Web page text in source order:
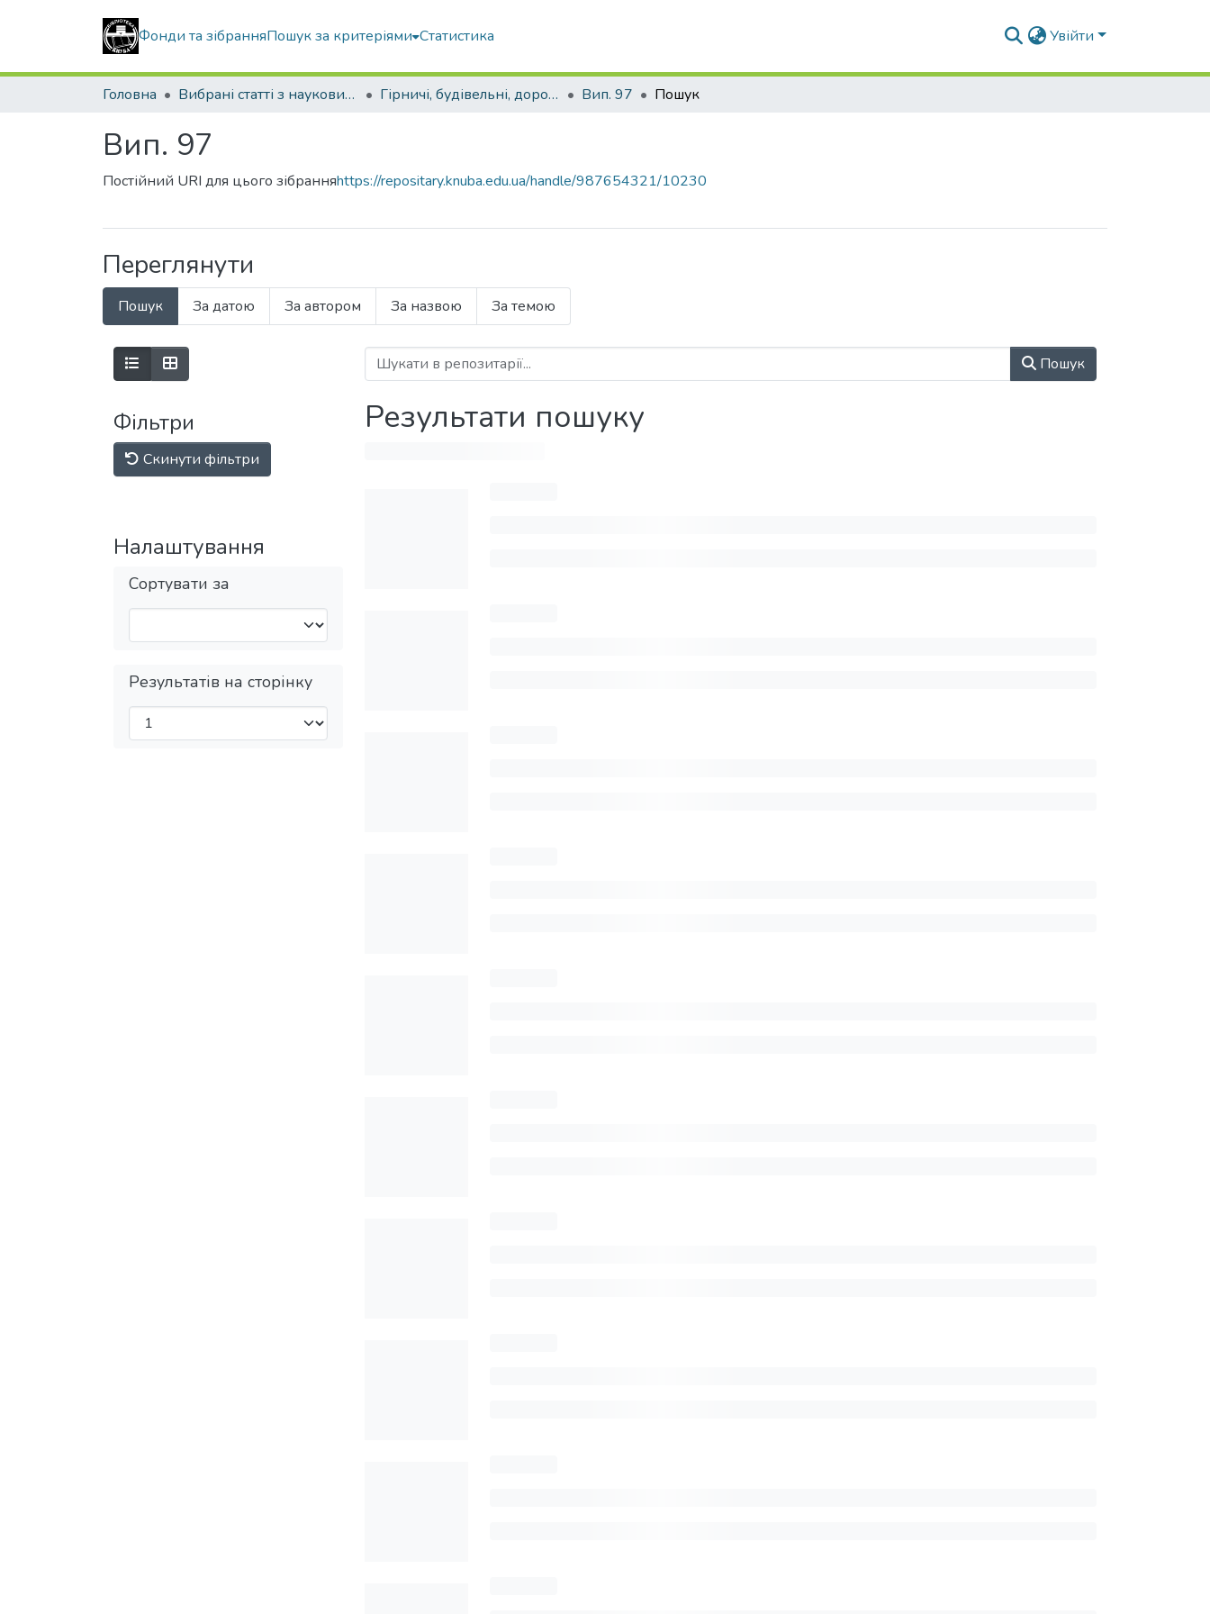
Фонди та зібранняПошук за критеріями Статистика Увійти
Головна Вибрані статті з наукових збірників КНУБА Гірничі, будівельні, дорожні та меліоративні машини Вип. 97 Пошук
Вип. 97
Постійний URI для цього зібранняhttps://repositary.knuba.edu.ua/handle/987654321/10230
Переглянути
Пошук За датою За автором За назвою За темою
Фільтри
Скинути фільтри
Налаштування
Сортувати за
Результатів на сторінку
Пошук
Результати пошуку